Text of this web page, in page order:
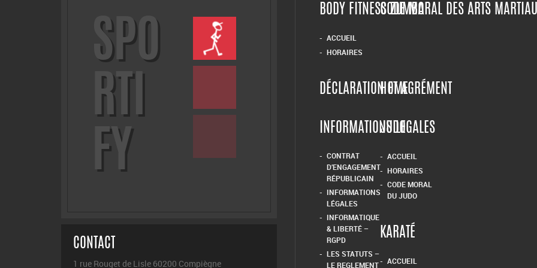
SPO
RTI
FY
CONTACT
1 rue Rouget de Lisle 60200 Compiègne
BODY FITNESS ZUMBA
ACCUEIL
HORAIRES
CODE MORAL DES ARTS
DÉCLARATION ET AGRÉMENT
HOME
INFORMATIONS LEGALES
CONTRAT
D’ENGAGEMENT
RÉPUBLICAIN
INFORMATIONS
LÉGALES
INFORMATIQUE
& LIBERTÉ –
RGPD
LES STATUTS –
LE REGLEMENT
JUDO
ACCUEIL
HORAIRES
CODE MORAL
DU JUDO
KARATÉ
ACCUEIL